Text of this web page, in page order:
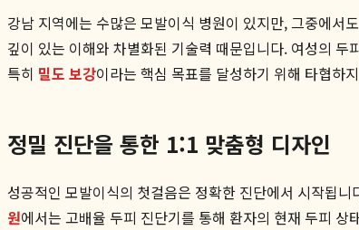
강남 지역에는 수많은 모발이식 병원이 있지만, 그중에서도
깊이 있는 이해와 차별화된 기술력 때문입니다. 여성의
특히 밀도 보강이라는 핵심 목표를 달성하기 위해 타협하
정밀 진단을 통한 1:1 맞춤형 디자인
성공적인 모발이식의 첫걸음은 정확한 진단에서 시작됩
원에서는 고배율 두피 진단기를 통해 환자의 현재 두피